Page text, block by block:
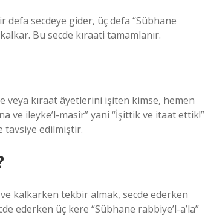
defa secdeye gider, üç defa “Sübhane
Bu secde kıraati tamamlanır.
veya kıraat âyetlerini işiten kimse, hemen
ve ileyke’l-masîr” yani “İşittik ve itaat ettik!”
tavsiye edilmiştir.
kalkarken tekbir almak, secde ederken
ederken üç kere “Sübhane rabbiye’l-a’la”